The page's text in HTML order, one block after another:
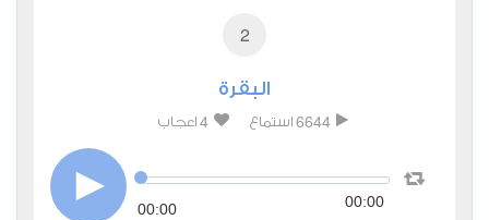
2
البقرة
6644 استماع 4 اعجاب
00:00 00:00